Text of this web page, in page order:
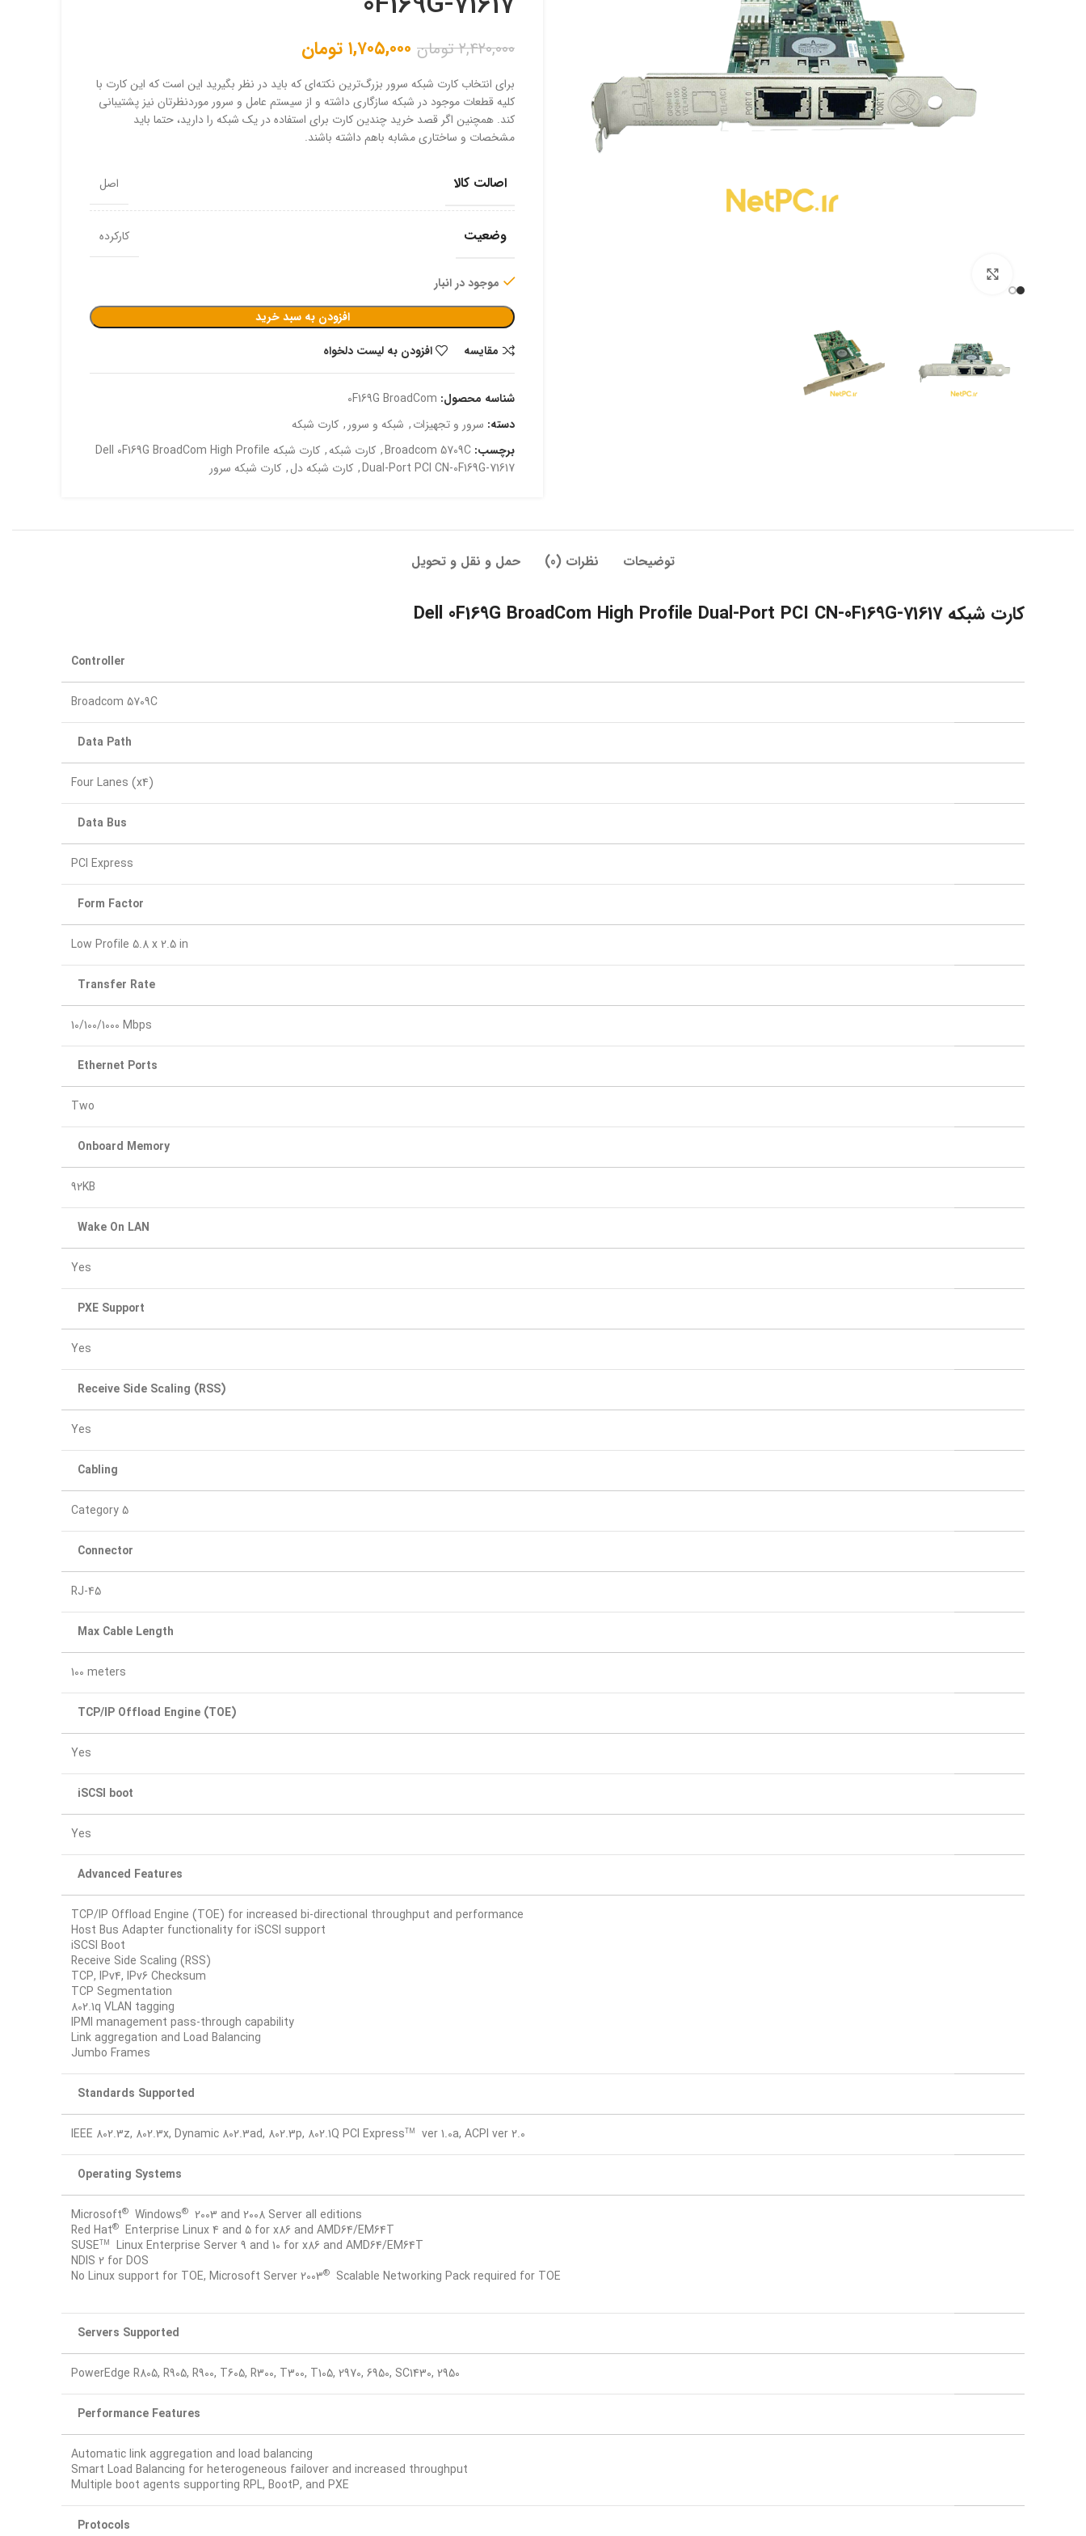
۲,۴۲۰,۰۰۰ تومان ۱,۷۰۵,۰۰۰ تومان
برای انتخاب کارت شبکه سرور بزرگ‌ترین نکته‌ای که باید در نظر بگیرید این است که این کارت با
کلیه قطعات موجود در شبکه سازگاری داشته و از سیستم عامل و سرور موردنظرتان نیز پشتیبانی
کند. همچنین اگر قصد خرید چندین کارت برای استفاده در یک شبکه را دارید، حتما باید
مشخصات و ساختاری مشابه با‌هم داشته باشند.
اصالت کالا اصل
وضعیت کارکرده
موجود در انبار
افزودن به سبد خرید
مقایسه
افزودن به لیست دلخواه
شناسه محصول: 0F169G BroadCom
دسته: سرور و تجهیزات, شبکه و سرور, کارت شبکه
برچسب: Broadcom 5709C
, کارت شبکه,
کارت شبکه Dell 0F169G BroadCom High Profile
Dual-Port PCI CN-0F169G-71617
, کارت شبکه دل, کارت شبکه سرور
توضیحات نظرات (0) حمل و نقل و تحویل
کارت شبکه Dell 0F169G BroadCom High Profile Dual-Port PCI CN-0F169G-71617
Controller
Broadcom 5709C
Data Path
Four Lanes (x4)
Data Bus
PCI Express
Form Factor
Low Profile 5.8 x 2.5 in
Transfer Rate
10/100/1000 Mbps
Ethernet Ports
Two
Onboard Memory
92KB
Wake On LAN
Yes
PXE Support
Yes
Receive Side Scaling (RSS)
Yes
Cabling
Category 5
Connector
RJ-45
Max Cable Length
100 meters
TCP/IP Offload Engine (TOE)
Yes
iSCSI boot
Yes
Advanced Features
TCP/IP Offload Engine (TOE) for increased bi-directional throughput and performance
Host Bus Adapter functionality for iSCSI support
iSCSI Boot
Receive Side Scaling (RSS)
TCP, IPv4, IPv6 Checksum
TCP Segmentation
802.1q VLAN tagging
IPMI management pass-through capability
Link aggregation and Load Balancing
Jumbo Frames
Standards Supported
IEEE 802.3z, 802.3x, Dynamic 802.3ad, 802.3p, 802.1Q PCI ExpressTM ver 1.0a, ACPI ver 2.0
Operating Systems
Microsoft® Windows® 2003 and 2008 Server all editions
Red Hat® Enterprise Linux 4 and 5 for x86 and AMD64/EM64T
SUSETM
Linux Enterprise Server 9 and 10 for x86 and AMD64/EM64T
NDIS 2 for DOS
No Linux support for TOE, Microsoft Server 2003® Scalable Networking Pack required for TOE
Servers Supported
PowerEdge R805, R905, R900, T605, R300, T300, T105, 2970, 6950, SC1430, 2950
Performance Features
Automatic link aggregation and load balancing
Smart Load Balancing for heterogeneous failover and increased throughput
Multiple boot agents supporting RPL, BootP, and PXE
Protocols